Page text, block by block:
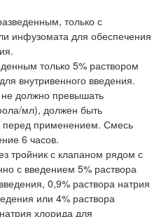
только с
инфузомата для обеспечения
только 5% раствором
внутривенного введения.
не должно превышать
мл), должен быть
перед применением. Смесь
6 часов.
тройник с клапаном рядом с
с введением 5% раствора
0,9% раствора натрия
или 4% раствора
хлорида для